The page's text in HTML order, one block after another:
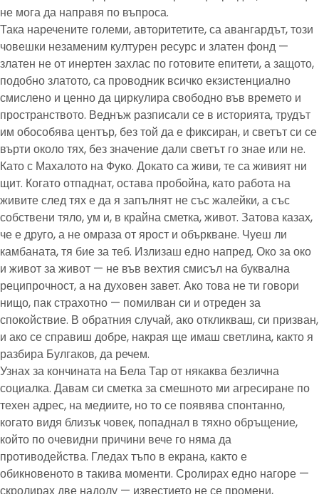
не мога да направя по въпроса.
Така наречените големи, авторитетите, са авангардът, този
човешки незаменим културен ресурс и златен фонд —
златен не от инертен захлас по готовите епитети, а защото,
подобно златото, са проводник всичко екзистенциално
смислено и ценно да циркулира свободно във времето и
пространството. Веднъж разписали се в историята, трудът
им обособява център, без той да е фиксиран, и светът си се
върти около тях, без значение дали светът го знае или не.
Като с Махалото на Фуко. Докато са живи, те са живият ни
щит. Когато отпаднат, остава пробойна, като работа на
живите след тях е да я запълнят не със жалейки, а със
собствени тяло, ум и, в крайна сметка, живот. Затова казах,
че е друго, а не омраза от ярост и объркване. Чуеш ли
камбаната, тя бие за теб. Излизаш едно напред. Око за око
и живот за живот — не във вехтия смисъл на буквална
реципрочност, а на духовен завет. Ако това не ти говори
нищо, пак страхотно — помилван си и отреден за
спокойствие. В обратния случай, ако откликваш, си призван,
и ако се справиш добре, накрая ще имаш светлина, както я
разбира Булгаков, да речем.
Узнах за кончината на Бела Тар от някаква безлична
социалка. Давам си сметка за смешното ми агресиране по
техен адрес, на медиите, но то се появява спонтанно,
когато видя близък човек, попаднал в тяхно обръщение,
който по очевидни причини вече го няма да
противодейства. Гледах тъпо в екрана, както е
обикновеното в такива моменти. Сролирах едно нагоре —